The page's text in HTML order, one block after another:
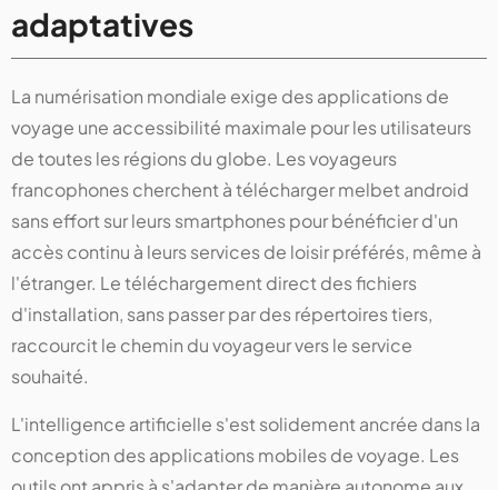
adaptatives
La numérisation mondiale exige des applications de
voyage une accessibilité maximale pour les utilisateurs
de toutes les régions du globe. Les voyageurs
francophones cherchent à télécharger melbet android
sans effort sur leurs smartphones pour bénéficier d'un
accès continu à leurs services de loisir préférés, même à
l'étranger. Le téléchargement direct des fichiers
d'installation, sans passer par des répertoires tiers,
raccourcit le chemin du voyageur vers le service
souhaité.
L'intelligence artificielle s'est solidement ancrée dans la
conception des applications mobiles de voyage. Les